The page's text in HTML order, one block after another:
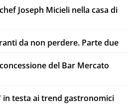
Joseph Micieli nella casa di
da non perdere. Parte due
del Bar Mercato
in testa ai trend gastronomici